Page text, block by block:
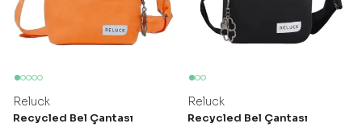
Reluck
Recycled Bel Çantası
Reluck
Recycled Bel Çantası